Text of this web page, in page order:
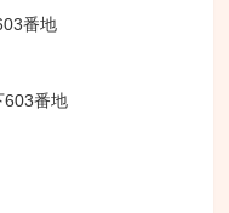
番地
603番地